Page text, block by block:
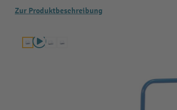
Zur Produktbeschreibung